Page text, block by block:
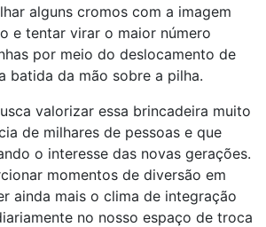
alguns cromos com a imagem
e tentar virar o maior número
por meio do deslocamento de
batida da mão sobre a pilha.
valorizar essa brincadeira muito
de milhares de pessoas e que
o interesse das novas gerações.
momentos de diversão em
ainda mais o clima de integração
no nosso espaço de troca